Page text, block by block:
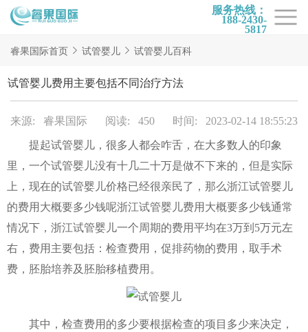
服务热线：
188-2430-
5817
首页
试管项目
试管百科
试管医院
睿果国际
睿果国际首页 试管婴儿 试管婴儿百科
试管婴儿费用主要包括不同治疗方法
来源: 睿果国际 阅读: 450 时间: 2023-02-14 18:55:23
提起试管婴儿，很多人都会咋舌，在大多数人的印象
里，一个试管婴儿没有十几二十万是做不下来的，但是实际
上，现在的试管婴儿价格已经很亲民了，那么浙江试管婴儿
的费用大概要多少钱呢浙江试管婴儿费用大概要多少钱通常
情况下，浙江试管婴儿一个周期的费用平均在3万到5万元左
右，费用主要包括：检查费用，促排药物的费用，取手术
费，胚胎培养及胚胎移植费用。
其中，检查费用的多少要根据检查的项目多少来决定，